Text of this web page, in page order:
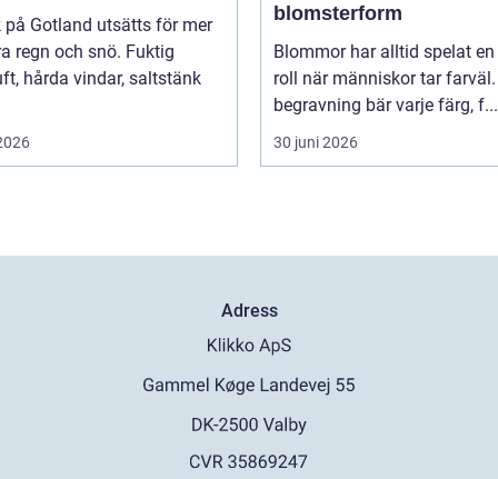
på Gotland utsätts för mer
regn och snö. Fuktig
hårda vindar, saltstänk
blomsterform
Blommor har alltid spelat
roll när människor tar farväl.
begravning bär varje färg, f...
30 juni 2026
Adress